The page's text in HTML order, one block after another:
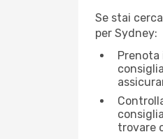
Se stai
per Sydney:
Prenota
trovare